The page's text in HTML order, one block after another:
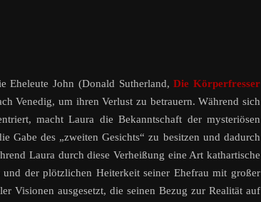
Eheleute John (Donald Sutherland,Die Körperfresser
Venedig, um ihren Verlust zu betrauern. Während sich
macht Laura die Bekanntschaft der mysteriösen
Gabe des „zweiten Gesichts“ zu besitzen und dadurch
Laura durch diese Verheißung eine Art kathartische
der plötzlichen Heiterkeit seiner Ehefrau mit großer
Visionen ausgesetzt, die seinen Bezug zur Realität auf